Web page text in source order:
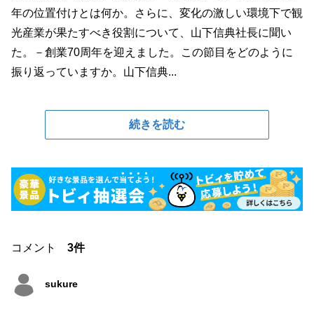
年の位置付けとは何か。さらに、変化の激しい環境下で観
光産業が果たすべき役割について、山下信典社長に聞い
た。－創業70周年を迎えました。この節目をどのように
振り返っていますか。山下信典...
続きを読む
コメント 3件
sukure